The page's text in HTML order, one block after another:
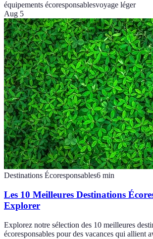
équipements écoresponsablesvoyage léger
Aug 5
Destinations Écoresponsables6 min
Les 10 Meilleures Destinations
Explorer
Explorez notre sélection des 10 meilleures
écoresponsables pour des vacances qui allient